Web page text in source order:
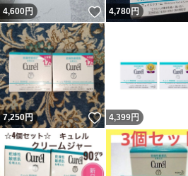
4,600円 いいね！
4,780円
7,250円 いいね！
4,399円